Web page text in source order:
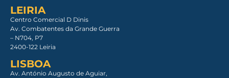
LEIRIA
Centro Comercial D Dinis
Av. Combatentes da Grande Guerra
– N704, P7
2400-122 Leiria
LISBOA
Av. António Augusto de Aguiar,